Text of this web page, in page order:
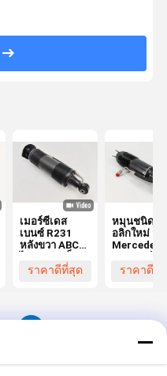
เมอร์ซีเดส
เบนซ์ R231
หลังขวา ABC
สเตรท
2313209613
ราคาดีที่สุด
หมุนชนิดไ
อลิกใหม่ สํา
Mercedes
ราคาดีที่
รา